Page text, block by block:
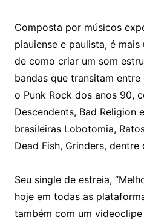
Composta por músicos
piauiense e paulista, é
de como criar um som
bandas que transitam
o Punk Rock dos anos 90,
Descendents, Bad Religion
brasileiras Lobotomia,
Dead Fish, Grinders, dentre
Seu single de estreia,
hoje em todas as
também com um